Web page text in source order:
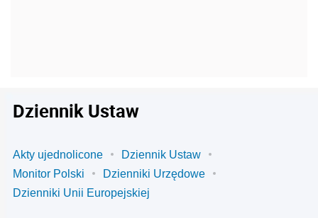
Dziennik Ustaw
Akty ujednolicone
Dziennik Ustaw
Monitor Polski
Dzienniki Urzędowe
Dzienniki Unii Europejskiej